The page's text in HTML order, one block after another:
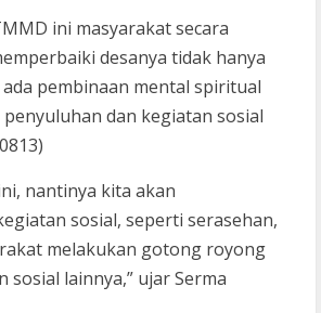
ini masyarakat secara
desanya tidak hanya
pembinaan mental spiritual
dan kegiatan sosial
nantinya kita akan
sosial, seperti serasehan,
melakukan gotong royong
sosial lainnya,” ujar Serma